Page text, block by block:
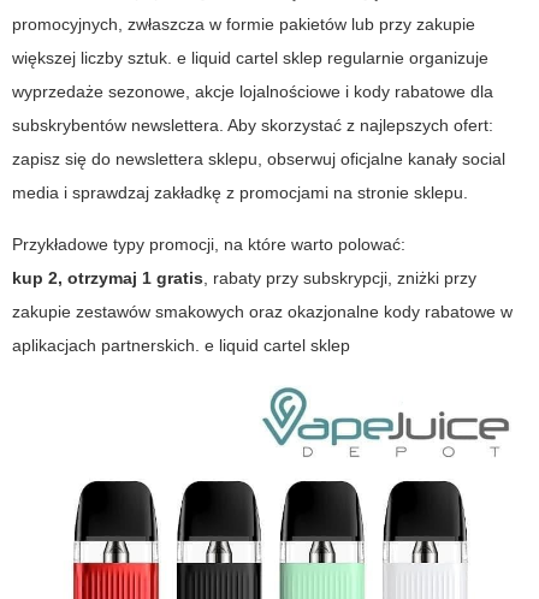
promocyjnych, zwłaszcza w formie pakietów lub przy zakupie
większej liczby sztuk. e liquid cartel sklep regularnie organizuje
wyprzedaże sezonowe, akcje lojalnościowe i kody rabatowe dla
subskrybentów newslettera. Aby skorzystać z najlepszych ofert:
zapisz się do newslettera sklepu, obserwuj oficjalne kanały social
media i sprawdzaj zakładkę z promocjami na stronie sklepu.
Przykładowe typy promocji, na które warto polować:
kup 2, otrzymaj 1 gratis, rabaty przy subskrypcji, zniżki przy
zakupie zestawów smakowych oraz okazjonalne kody rabatowe w
aplikacjach partnerskich. e liquid cartel sklep